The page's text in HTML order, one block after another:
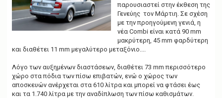
παρουσιαστεί στην έκθεση της
Γενεύης τον Μάρτιη. Σε σχέση
με την προηγούμενη γενιά, η
νέα Combi είναι κατά 90 mm
μακρύτερη, 45 mm φαρδύτερη
και διαθέτει 11 mm μεγαλύτερο μεταξόνιο....
Λόγο των αυξημένων διαστάσεων, διαθέτει 73 mm περισσότερο
χώρο στα πόδια των πίσω επιβατών, ενώ ο χώρος των
αποσκευών ανέρχεται στα 610 λίτρα και μπορεί να φτάσει έως
και τα 1.740 λίτρα με την αναδίπλωση των πίσω καθισμάτων.